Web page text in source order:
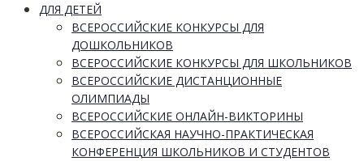
ДЛЯ ДЕТЕЙ
ВСЕРОССИЙСКИЕ КОНКУРСЫ ДЛЯ
ДОШКОЛЬНИКОВ
ВСЕРОССИЙСКИЕ КОНКУРСЫ ДЛЯ ШКОЛЬНИКОВ
ВСЕРОССИЙСКИЕ ДИСТАНЦИОННЫЕ
ОЛИМПИАДЫ
ВСЕРОССИЙСКИЕ ОНЛАЙН-ВИКТОРИНЫ
ВСЕРОССИЙСКАЯ НАУЧНО-ПРАКТИЧЕСКАЯ
КОНФЕРЕНЦИЯ ШКОЛЬНИКОВ И СТУДЕНТОВ